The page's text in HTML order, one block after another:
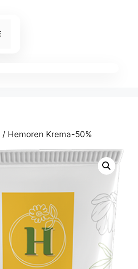
Menu
/ Hemoren Krema-50%